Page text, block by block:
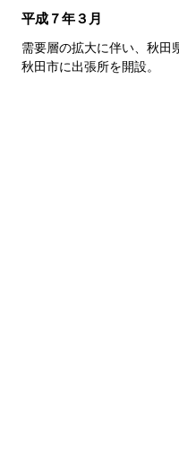
平成７年３月
需要層の拡大に伴い、 秋田
秋田市に出張所を開設。